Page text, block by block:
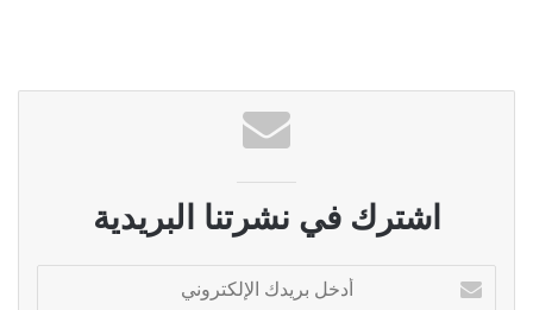
اشترك في نشرتنا البريدية